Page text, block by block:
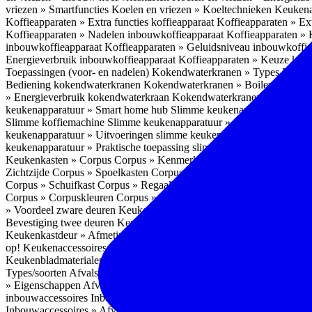
vriezen » Smartfuncties Koelen en vriezen » Koeltechnieken
Koffieapparaten » Extra functies koffieapparaat Koffieapparaten »
Koffieapparaten » Nadelen inbouwkoffieapparaat Koffieapparaten »
inbouwkoffieapparaat Koffieapparaten » Geluidsniveau
Energieverbruik inbouwkoffieapparaat Koffieapparaten » Keuze
Toepassingen (voor- en nadelen) Kokendwaterkranen » Types
Bediening kokendwaterkranen Kokendwaterkranen » Boilers
» Energieverbruik kokendwaterkraan Kokendwaterkranen »
keukenapparatuur » Smart home hub Slimme keukenapparatuur »
Slimme koffiemachine Slimme keukenapparatuur » Slimme stekker
keukenapparatuur » Uitvoeringen slimme keukenapparatuur
keukenapparatuur » Praktische toepassing slimme keukenapparatuur
Keukenkasten » Corpus Corpus » Kenmerken
Zichtzijde Corpus » Spoelkasten Corpus » Soorten keukenkasten
Corpus » Schuifkast Corpus » Regaalkast
Corpus » Corpuskleuren Corpus » Corpus in kleur
» Voordeel zware deuren Keukenkasten » Kastindeling
Bevestiging twee deuren Keukenkastdeur » Vaatwasserdeur
Keukenkastdeur » Afmetingen
op! KeukenaccessoiresKeukenaccessoires » Achterwanden
Keukenbladmaterialen als achterwand
Types/soorten Afvalsystemen » Installatie
» Eigenschappen Afvalsystemen » Inhoud
inbouwaccessoires Inbouwaccessoires » Bestek- en ladeindelingen